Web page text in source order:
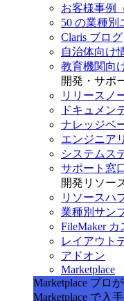
お客様事例
50 の業種別
Claris ブログ
自治体向け
教育機関向
開発・サポ
リリースノ
ドキュメン
ナレッジベ
エンジニア
システムス
サポート窓
開発リソー
リソースハ
業種別サン
FileMaker
レイアウト
アドオン
Marketplace
Marketplace プロ
Marketplace で入手